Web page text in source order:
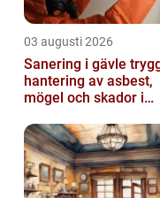
03 augusti 2026
Sanering i gävle trygg
hantering av asbest,
mögel och skador i